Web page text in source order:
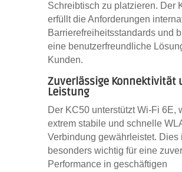
Schreibtisch zu platzieren. Der
erfüllt die Anforderungen
Barrierefreiheitsstandards und
eine benutzerfreundliche
Kunden.
Zuverlässige Konnektivität
Leistung
Der KC50 unterstützt Wi-Fi 6E,
extrem stabile und schnelle
Verbindung gewährleistet. Dies
besonders wichtig für eine
Performance in geschäftigen